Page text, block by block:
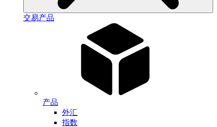
交易产品
产品
外汇
指数